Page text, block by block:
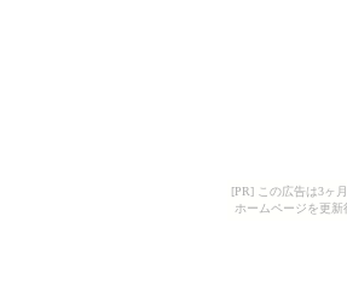
[PR] この広告は3ヶ
ホームページを更